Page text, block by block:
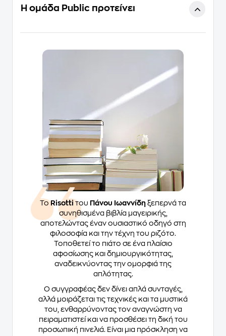
Η ομάδα Public προτείνει
ΤοRisotti του Πάνου Ιωαννίδη ξεπερνά τα
συνηθισμένα βιβλία μαγειρικής,
αποτελώντας έναν ουσιαστικό οδηγό στη
φιλοσοφία και την τέχνη του ριζότο.
Τοποθετεί το πιάτο σε ένα πλαίσιο
αφοσίωσης και δημιουργικότητας,
αναδεικνύοντας την ομορφιά της
απλότητας.
Ο συγγραφέας δεν δίνει απλά συνταγές,
αλλά μοιράζεται τις τεχνικές και τα μυστικά
του, ενθαρρύνοντας τον αναγνώστη να
πειραματιστεί και να προσθέσει τη δική του
προσωπική πινελιά. Είναι μια πρόσκληση να